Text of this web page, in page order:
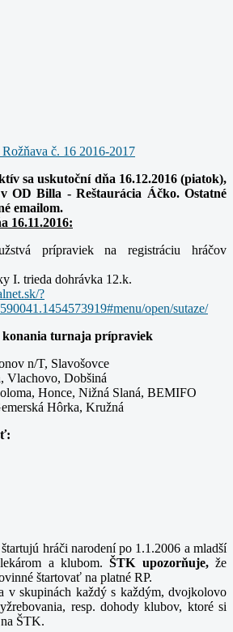
sa uskutoční dňa 16.12.2016 (piatok),
OD Billa - Reštaurácia Áčko. Ostatné
emailom.
16.11.2016:
prípraviek na registráciu hráčov
I. trieda dohrávka 12.k.
?
open/sutaze/
turnaja prípraviek
n/T, Slavošovce
Vlachovo, Dobšiná
Honce, Nižná Slaná, BEMIFO
Hôrka, Kružná
hráči narodení po 1.1.2006 a mladší
a klubom.ŠTK upozorňuje,že
štartovať na platné RP.
v skupinách každý s každým, dvojkolovo
resp. dohody klubov, ktoré si
ŠTK.